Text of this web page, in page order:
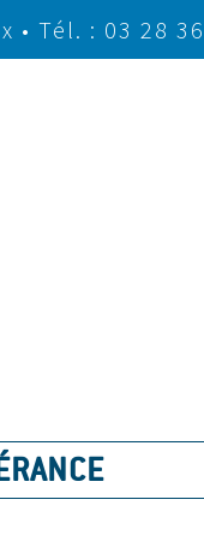
• Tél. : 03 28